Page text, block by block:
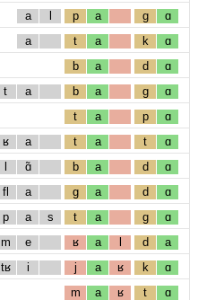
a l p a g ɑ
a t a k ɑ
b a d ɑ
t a b a g ɑ
t a p ɑ
ʁ a t a t ɑ
l ɑ̃ b a d ɑ
fl a g a d ɑ
p a s t a g ɑ
m e ʁ a l d a
tʁ i j a ʁ k ɑ
m a ʁ t ɑ